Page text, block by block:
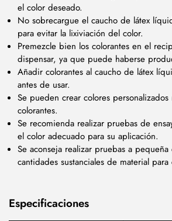
el color deseado.
No sobrecargue el caucho de látex
para evitar la lixiviación del color.
Premezcle bien los colorantes en el
dispensar, ya que puede haberse
Añadir colorantes al caucho de látex
antes de usar.
Se pueden crear colores
colorantes.
Se recomienda realizar pruebas de
el color adecuado para su aplicación.
Se aconseja realizar pruebas a pequeña
cantidades sustanciales de material
Especificaciones